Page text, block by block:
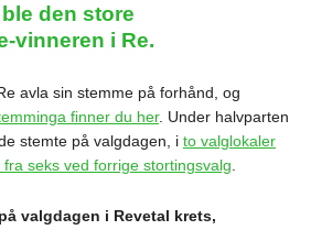
ble den store
vinneren i Re.
avla sin stemme på forhånd, og
finner du her. Under halvparten
stemte på valgdagen, i to valglokaler
seks ved forrige stortingsvalg
valgdagen i Revetal krets,